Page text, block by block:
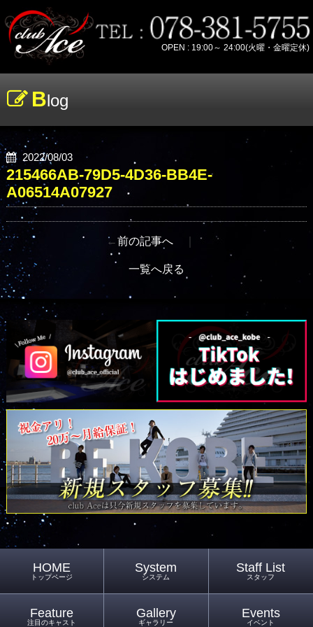
OPEN : 19:00～ 24:00(火曜・金曜定休)
Blog
2022/08/03
215466AB-79D5-4D36-BB4E-
A06514A07927
←前の記事へ ｜
一覧へ戻る
HOME
トップページ
System
システム
Staff List
スタッフ
Feature
注目のキャスト
Gallery
ギャラリー
Events
イベント